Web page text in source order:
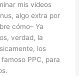
mis videos
algo extra por
cómo– Ya
verdad, la
los
PPC, para